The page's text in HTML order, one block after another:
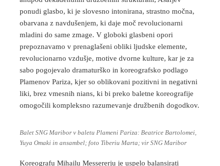
ponudi glasbo, ki je slovesno intonirana, strastno močna,
obarvana z navdušenjem, ki daje moč revolucionarni
mladini do same zmage. V globoki glasbeni opori
prepoznavamo v prenaglašeni obliki ljudske elemente,
revolucionarno vzdušje, motive dvorne kulture, kar je za
sabo pogojevalo dramaturško in koreografsko podlago
Plamenov Pariza, kjer so oblikovani pozitivni in negativni
liki, brez vmesnih nians, ki bi preko baletne koreografije
omogočili kompleksno razumevanje družbenih dogodkov.
Balet SNG Maribor v baletu Plameni Pariza: Beatrice Bartolomei,
Yuya Omaki in ansambel; foto Tiberiu Marta; vir SNG Maribor
Koreografu Mihailu Messererju je uspelo balansirati